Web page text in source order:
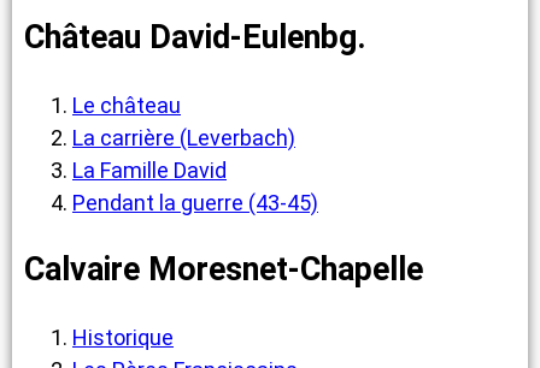
Château David-Eulenbg.
Le château
La carrière (Leverbach)
La Famille David
Pendant la guerre (43-45)
Calvaire Moresnet-Chapelle
Historique